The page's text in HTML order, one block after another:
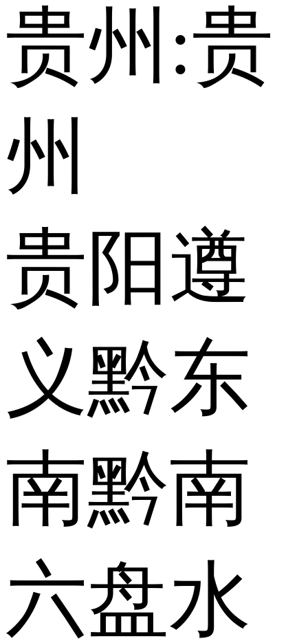
贵州:贵
州
贵阳遵
义黔东
南黔南
六盘水